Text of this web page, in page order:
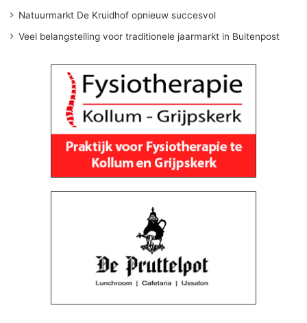
Natuurmarkt De Kruidhof opnieuw succesvol
Veel belangstelling voor traditionele jaarmarkt in Buitenpost